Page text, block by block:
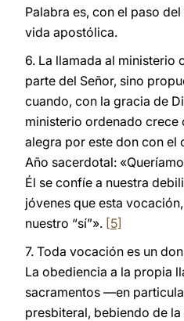
Palabra es, con el paso
vida apostólica.
6. La llamada al
parte del Señor, sino
cuando, con la gracia de
ministerio ordenado crece
alegra por este don con el
Año sacerdotal:
Él se confíe a nuestra
jóvenes que esta
nuestro “sí”». [5]
7. Toda vocación es un
La obediencia a la propia
sacramentos —en
presbiteral, bebiendo de